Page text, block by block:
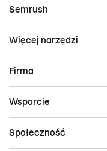
Semrush
Więcej narzędzi
Firma
Wsparcie
Społeczność